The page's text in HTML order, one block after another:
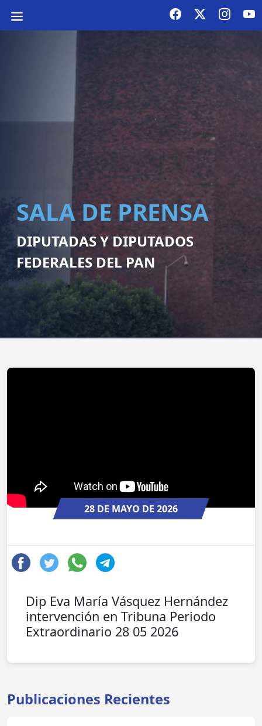
SALA DE PRENSA
DIPUTADAS Y DIPUTADOS
FEDERALES DEL PAN
28 DE MAYO DE 2026
Dip Eva María Vásquez Hernández
intervención en Tribuna Periodo
Extraordinario 28 05 2026
Publicaciones Recientes